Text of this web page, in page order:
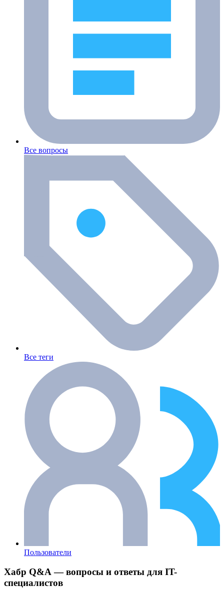
Все вопросы
Все теги
Пользователи
Хабр Q&A — вопросы и ответы для IT-
специалистов